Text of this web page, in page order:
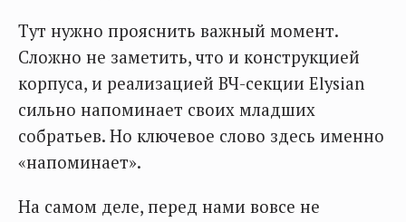
Тут нужно прояснить важный момент.
Сложно не заметить, что и конструкцией
корпуса, и реализацией ВЧ-секции Elysian
сильно напоминает своих младших
собратьев. Но ключевое слово здесь именно
«напоминает».
На самом деле, перед нами вовсе не